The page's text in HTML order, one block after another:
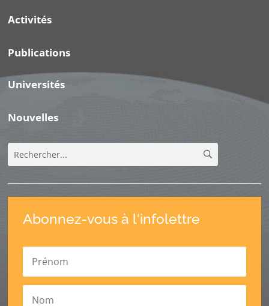
Activités
Publications
Universités
Nouvelles
Abonnez-vous à l'infolettre